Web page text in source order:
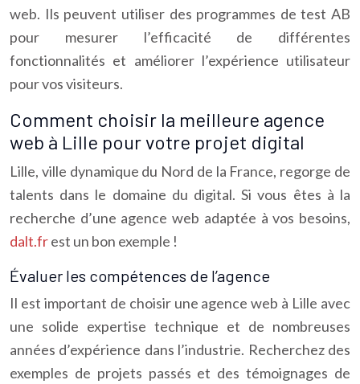
web. Ils peuvent utiliser des programmes de test AB
pour mesurer l’efficacité de différentes
fonctionnalités et améliorer l’expérience utilisateur
pour vos visiteurs.
Comment choisir la meilleure agence
web à Lille pour votre projet digital
Lille, ville dynamique du Nord de la France, regorge de
talents dans le domaine du digital. Si vous êtes à la
recherche d’une agence web adaptée à vos besoins,
dalt.frest un bon exemple !
Évaluer les compétences de l’agence
Il est important de choisir une agence web à Lille avec
une solide expertise technique et de nombreuses
années d’expérience dans l’industrie. Recherchez des
exemples de projets passés et des témoignages de